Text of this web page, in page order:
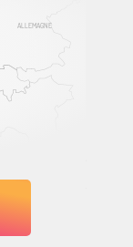
ALLEMAGNE